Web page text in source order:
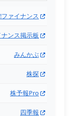
ァイナンス
ンス掲示板
みんかぶ
株探
株予報Pro
四季報